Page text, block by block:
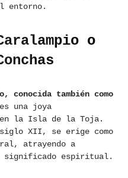
entorno.
o
conocida también como
una joya
la Isla de la Toja.
XII, se erige como
atrayendo a
significado espiritual.